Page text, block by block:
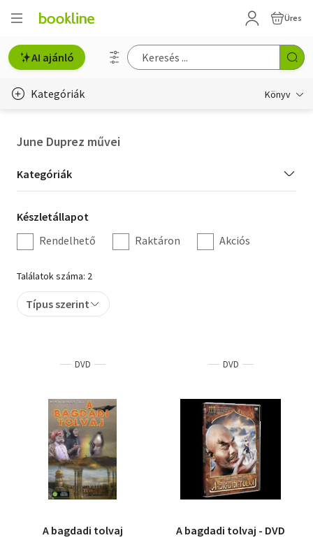
Üres
AI ajánló
Kategóriák Könyv
Hobbi, szabadidő
Irodalom
Művészet
Szakkönyv
Tankönyv, segédkönyv
Társadalomtudomány
Természettudomány
Történelem
June Duprez művei
Kategória
szűrés
Kategóriák
Készletállapot
szűrés
Készletállapot
Rendelhető
Raktáron Akciós
Találatok száma: 2
Típus szerint
DVD
A bagdadi tolvaj
DVD
A bagdadi tolvaj - DVD